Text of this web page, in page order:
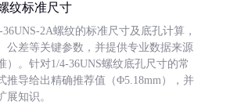
纹标准尺寸
2A螺纹的标准尺寸及底孔计算，
公差等关键参数，并提供专业数据来源
）。针对1/4-36UNS螺纹底孔尺寸的常
推导给出精确推荐值（Φ5.18mm），并
展知识。